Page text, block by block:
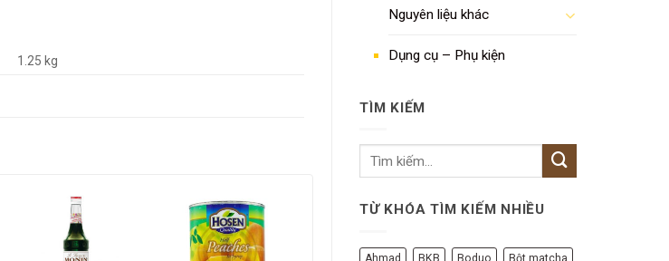
Nguyên liệu khác
Dụng cụ – Phụ kiện
TÌM KIẾM
TỪ KHÓA TÌM KIẾM NHIỀU
Ahmad BKB Boduo Bột matcha
1.25 kg